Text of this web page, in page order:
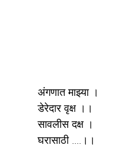
अंगणात माझ्या ।
डेरेदार वृक्ष ।।
सावलीस दक्ष ।
घरासाठी ....।।